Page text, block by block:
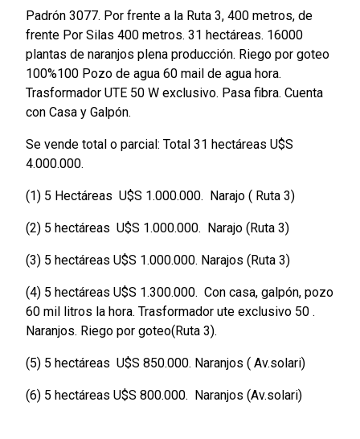
Padrón 3077. Por frente a la Ruta 3, 400 metros, de
frente Por Silas 400 metros. 31 hectáreas. 16000
plantas de naranjos plena producción. Riego por goteo
100%100 Pozo de agua 60 mail de agua hora.
Trasformador UTE 50 W exclusivo. Pasa fibra. Cuenta
con Casa y Galpón.
Se vende total o parcial: Total 31 hectáreas U$S
4.000.000.
(1) 5 Hectáreas U$S 1.000.000. Narajo ( Ruta 3)
(2) 5 hectáreas U$S 1.000.000. Narajo (Ruta 3)
(3) 5 hectáreas U$S 1.000.000. Narajos (Ruta 3)
(4) 5 hectáreas U$S 1.300.000. Con casa, galpón, pozo
60 mil litros la hora. Trasformador ute exclusivo 50 .
Naranjos. Riego por goteo(Ruta 3).
(5) 5 hectáreas U$S 850.000. Naranjos ( Av.solari)
(6) 5 hectáreas U$S 800.000. Naranjos (Av.solari)